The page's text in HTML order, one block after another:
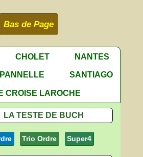
Bas de Page
CHOLET
NANTES
SANTIAGO
CROISE LAROCHE
TESTE DE BUCH
Trio Ordre Super4